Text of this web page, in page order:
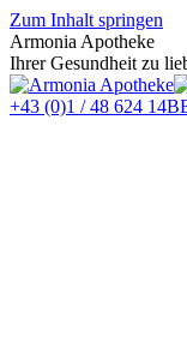
Zum Inhalt springen
Armonia Apotheke
Ihrer Gesundheit zu
+43 (0)1 / 48 624 14